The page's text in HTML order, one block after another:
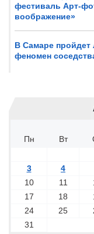
фестиваль Арт-
воображение»
В Самаре пройдет
феномен
Пн
Вт
3
4
10
11
17
18
24
25
31